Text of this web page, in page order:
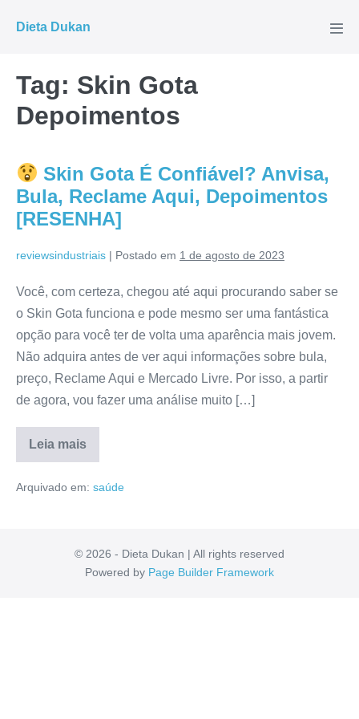
para
conteúdo
Dieta Dukan
Tag: Skin Gota
Depoimentos
Skin Gota É Confiável? Anvisa,
Bula, Reclame Aqui, Depoimentos
[RESENHA]
reviewsindustriais | Postado em 1 de agosto de 2023
Você, com certeza, chegou até aqui procurando saber se
o Skin Gota funciona e pode mesmo ser uma fantástica
opção para você ter de volta uma aparência mais jovem.
Não adquira antes de ver aqui informações sobre bula,
preço, Reclame Aqui e Mercado Livre. Por isso, a partir
de agora, vou fazer uma análise muito […]
Leia mais
Skin
É
Aqui,
Depoimentos
[RESENHA]
Arquivado em: saúde
© 2026 - Dieta Dukan | All rights reserved
Powered by Page Builder Framework